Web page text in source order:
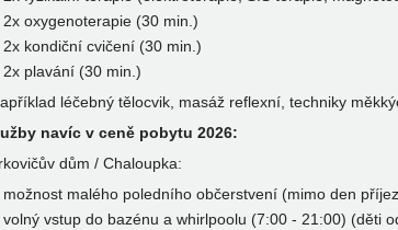
2x oxygenoterapie (30 min.)
2x kondiční cvičení (30 min.)
2x plavání (30 min.)
léčebný tělocvik, masáž reflexní, techniky
navíc v ceně pobytu 2026:
dům / Chaloupka:
možnost malého poledního občerstvení (mimo den
volný vstup do bazénu a whirlpoolu (7:00 - 21:00) (děti